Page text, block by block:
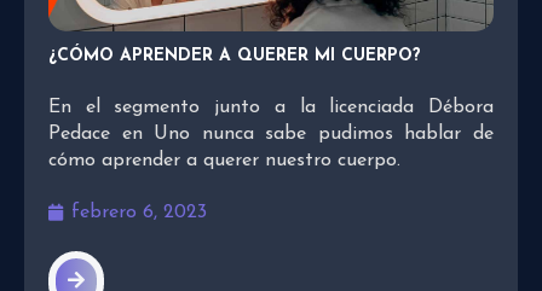
¿CÓMO APRENDER A QUERER MI CUERPO?
En el segmento junto a la licenciada Débora
Pedace en Uno nunca sabe pudimos hablar de
cómo aprender a querer nuestro cuerpo.
febrero 6, 2023